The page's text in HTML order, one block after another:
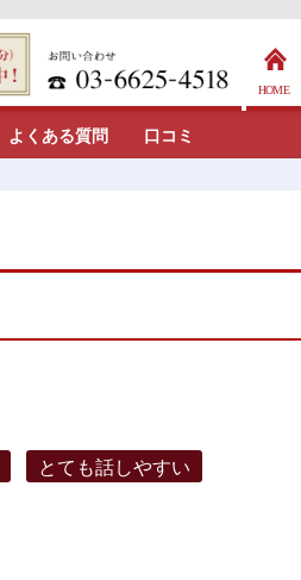
よくある質問 口コミ
とても話しやすい